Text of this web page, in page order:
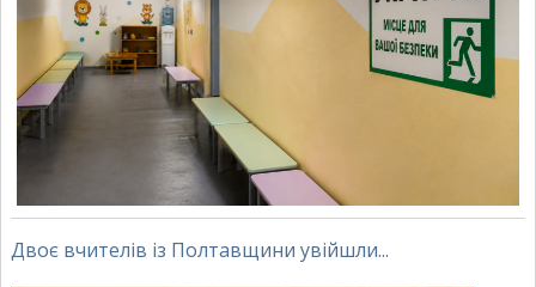
Двоє вчителів із Полтавщини увійшли...